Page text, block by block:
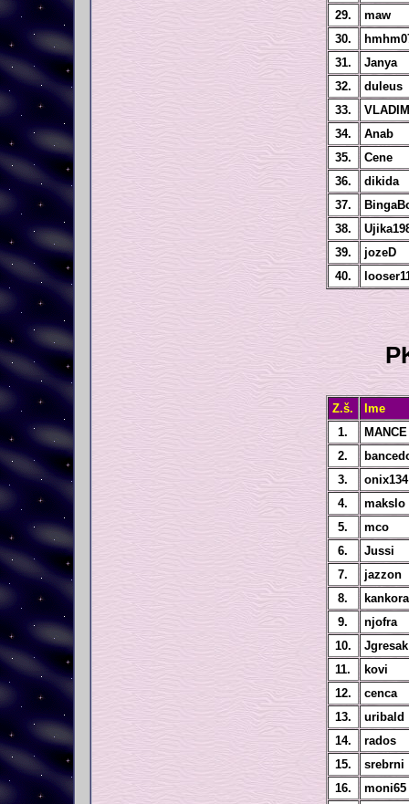
29.
maw
30.
31.
Janya
32.
duleus
33.
34.
Anab
35.
Cene
36.
dikida
37.
38.
39.
jozeD
40.
Z.š.
Ime
1.
MANCE
2.
3.
onix134
4.
makslo
5.
mco
6.
Jussi
7.
jazzon
8.
kankora
9.
njofra
10.
Jgresak
11.
kovi
12.
cenca
13.
uribald
14.
rados
15.
srebrni
16.
moni65